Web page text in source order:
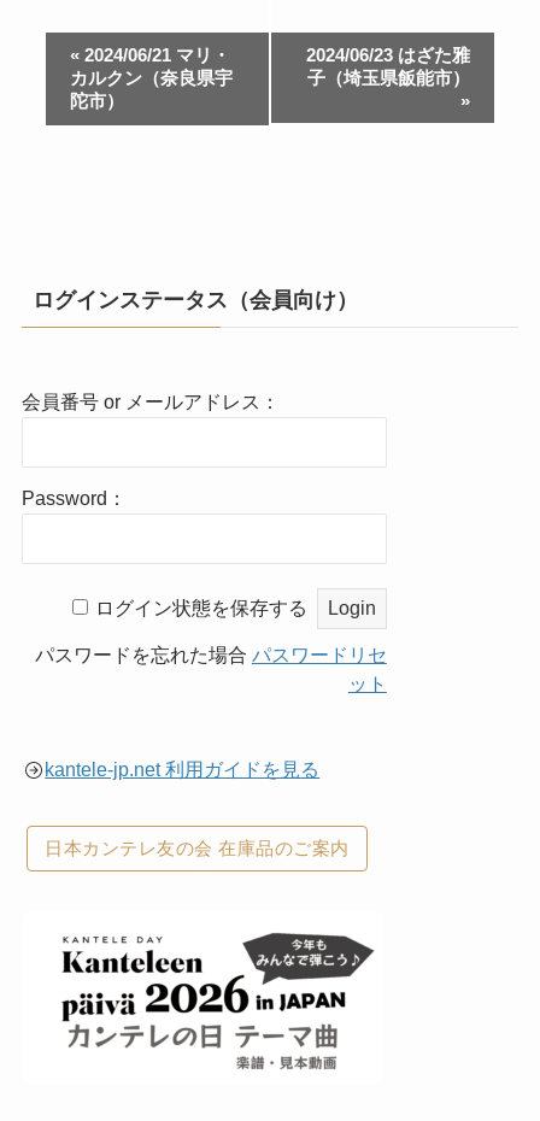
ョ
«2024/06/21 マリ・
カルクン（奈良県宇
陀市）
2024/06/23 はざた雅
子（埼玉県飯能市）
»
ログインステータス（会員向け）
会員番号 or メールアドレス：
Password：
ログイン状態を保存する
パスワードを忘れた場合 パスワードリセ
ット
kantele-jp.net 利用ガイドを見る
日本カンテレ友の会 在庫品のご案内